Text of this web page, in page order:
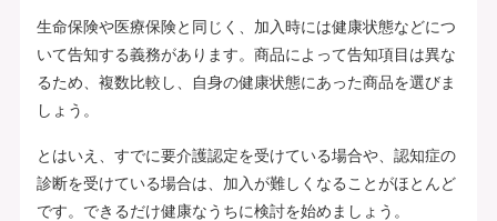
生命保険や医療保険と同じく、加入時には健康状態などにつ
いて告知する義務があります。商品によって告知項目は異な
るため、複数比較し、自身の健康状態にあった商品を選びま
しょう。
とはいえ、すでに要介護認定を受けている場合や、認知症の
診断を受けている場合は、加入が難しくなることがほとんど
です。できるだけ健康なうちに検討を始めましょう。